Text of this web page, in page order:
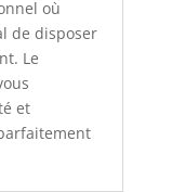
où
de disposer
Le
et